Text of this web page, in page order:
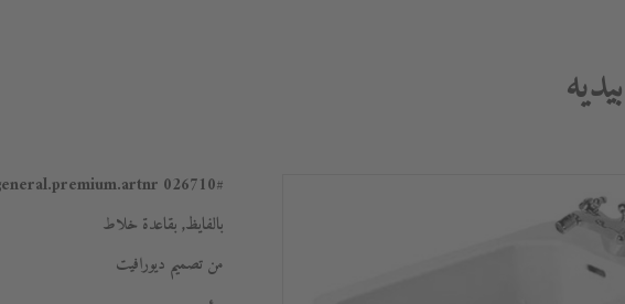
#general.premium.artnr
026710
بالفايظ, بقاعدة خلاط
من تصميم ديورافيت